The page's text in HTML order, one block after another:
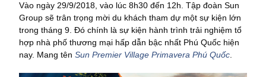
Vào ngày 29/9/2018, vào lúc 8h30 đến 12h. Tập đoàn Sun
Group sẽ trân trọng mời du khách tham dự một sự kiện lớn
trong tháng 9. Đó chính là sự kiện hành trình trải nghiệm tổ
hợp nhà phố thương mại hấp dẫn bậc nhất Phú Quốc hiện
nay. Mang tên Sun Premier Village Primavera Phú Quốc